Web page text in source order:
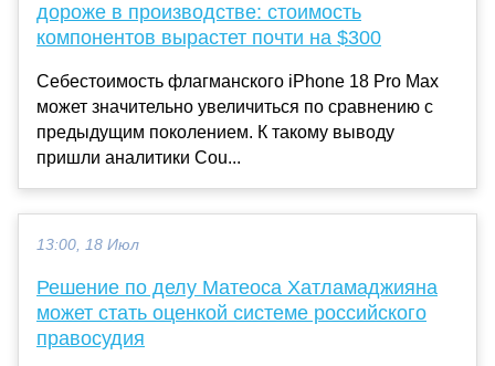
дороже в производстве: стоимость
компонентов вырастет почти на $300
Себестоимость флагманского iPhone 18 Pro Max
может значительно увеличиться по сравнению с
предыдущим поколением. К такому выводу
пришли аналитики Cou...
13:00, 18 Июл
Решение по делу Матеоса Хатламаджияна
может стать оценкой системе российского
правосудия